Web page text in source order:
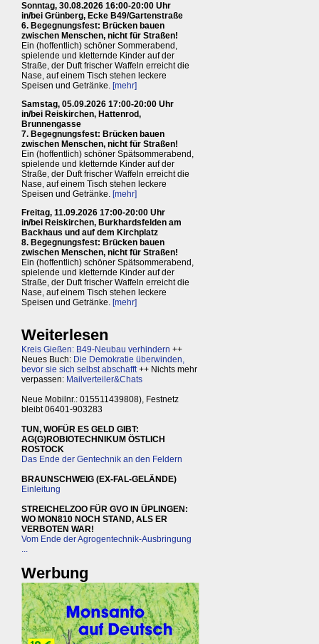
Sonntag, 30.08.2026 16:00-20:00 Uhr
in/bei Grünberg, Ecke B49/Gartenstraße
6. Begegnungsfest: Brücken bauen
zwischen Menschen, nicht für Straßen!
Ein (hoffentlich) schöner Sommerabend,
spielende und kletternde Kinder auf der
Straße, der Duft frischer Waffeln erreicht die
Nase, auf einem Tisch stehen leckere
Speisen und Getränke. [mehr]
Samstag, 05.09.2026 17:00-20:00 Uhr
in/bei Reiskirchen, Hattenrod,
Brunnengasse
7. Begegnungsfest: Brücken bauen
zwischen Menschen, nicht für Straßen!
Ein (hoffentlich) schöner Spätsommerabend,
spielende und kletternde Kinder auf der
Straße, der Duft frischer Waffeln erreicht die
Nase, auf einem Tisch stehen leckere
Speisen und Getränke. [mehr]
Freitag, 11.09.2026 17:00-20:00 Uhr
in/bei Reiskirchen, Burkhardsfelden am
Backhaus und auf dem Kirchplatz
8. Begegnungsfest: Brücken bauen
zwischen Menschen, nicht für Straßen!
Ein (hoffentlich) schöner Spätsommerabend,
spielende und kletternde Kinder auf der
Straße, der Duft frischer Waffeln erreicht die
Nase, auf einem Tisch stehen leckere
Speisen und Getränke. [mehr]
Weiterlesen
Kreis Gießen: B49-Neubau verhindern ++
Neues Buch: Die Demokratie überwinden,
bevor sie sich selbst abschafft++ Nichts mehr
verpassen: Mailverteiler&Chats
Neue Mobilnr.: 015511439808), Festnetz
bleibt 06401-903283
TUN, WOFÜR ES GELD GIBT:
AG(G)ROBIOTECHNIKUM ÖSTLICH
ROSTOCK
Das Ende der Gentechnik an den Feldern
BRAUNSCHWEIG (EX-FAL-GELÄNDE)
Einleitung
STREICHELZOO FÜR GVO IN ÜPLINGEN:
WO MON810 NOCH STAND, ALS ER
VERBOTEN WAR!
Vom Ende der Agrogentechnik-Ausbringung
...
Werbung